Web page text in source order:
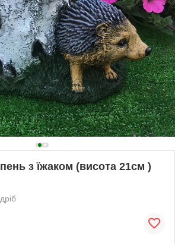
з їжаком (висота 21см )